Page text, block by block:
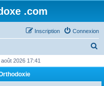
.com
Connexion
Inscription
h
2026 17:41